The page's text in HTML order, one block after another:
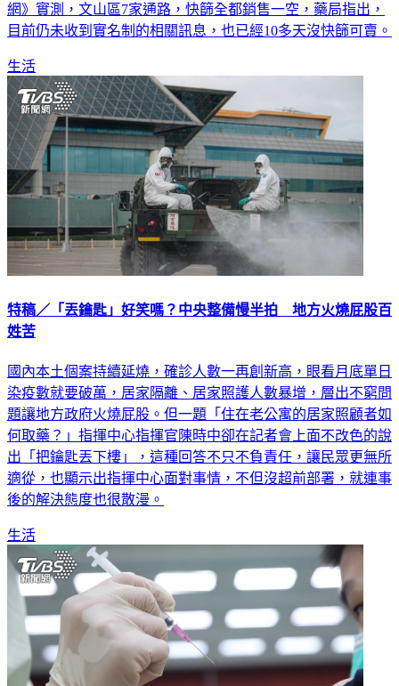
網》實測，文山區7家通路，快篩全都銷售一空，藥局指出，
目前仍未收到實名制的相關訊息，也已經10多天沒快篩可賣。
生活
特稿／「丟鑰匙」好笑嗎？中央整備慢半拍 地方火燒屁股百
姓苦
國內本土個案持續延燒，確診人數一再創新高，眼看月底單日
染疫數就要破萬，居家隔離、居家照護人數暴增，層出不窮問
題讓地方政府火燒屁股。但一題「住在老公寓的居家照顧者如
何取藥？」指揮中心指揮官陳時中卻在記者會上面不改色的說
出「把鑰匙丟下樓」，這種回答不只不負責任，讓民眾更無所
適從，也顯示出指揮中心面對事情，不但沒超前部署，就連事
後的解決態度也很散漫。
生活